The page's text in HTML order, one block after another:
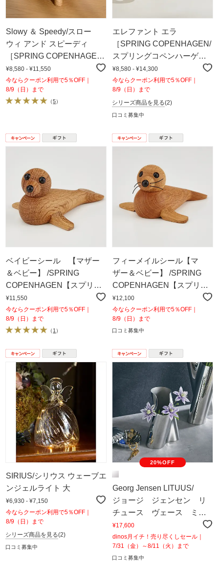
Slowy ＆ Speedy/スロー
ウィ アンド スピーディ
［SPRING COPENHAGEN/
スプリングコペンハーゲ
ン］
¥8,580 - ¥11,550
今ならクーポン利用で5％OFF｜
8/9（日）まで
（5）
エレファント エラ
［SPRING COPENHAGEN/
スプリングコペンハーゲ
ン］
¥8,580 - ¥14,300
今ならクーポン利用で5％OFF｜
8/9（日）まで
シリーズ商品を見る(2)
口コミ募集中
ベイビーシール 【マザー
＆ベビー】 /SPRING
COPENHAGEN【スプリン
グコペンハーゲン】
¥11,550
今ならクーポン利用で5％OFF｜
8/9（日）まで
（ 1 ）
フィーメイルシール【マ
ザー＆ベビー】 /SPRING
COPENHAGEN【スプリン
グコペンハーゲン】
¥12,100
今ならクーポン利用で5％OFF｜
8/9（日）まで
口コミ募集中
SIRIUS/シリウス ウェーブエ
ンジェルライト 大
¥6,930 - ¥7,150
今ならクーポン利用で5％OFF｜
8/9（日）まで
シリーズ商品を見る(2)
口コミ募集中
20%OFF
Georg Jensen LITUUS/
ジョージ ジェンセン リ
チュース ヴェース ミ
ディアム
¥17,600
dinos月イチ！売り尽くしセール｜
7/31（金）～8/11（火）まで
口コミ募集中